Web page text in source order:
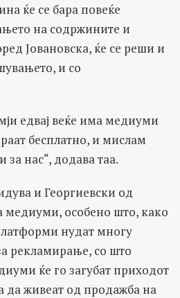
ќе се бара повеќе
на содржините и
Јовановска, ќе се реши и
и со
едвај веќе има медиуми
бесплатно, и мислам
за нас“, додава таа.
и Георгиевски од
медиуми, особено што, како
нудат многу
рекламирање, со што
ќе го загубат приходот
да живеат од продажба на